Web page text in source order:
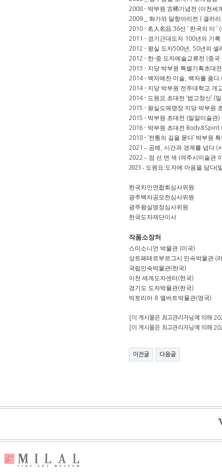
2008 - 박부원 古稀기념전 (이천세
2009 _ 화가와 달항아리전 ( 갤러
2010 - 名人名品 36선 ‘ 한국의 미 ’ (
2011 - 경기근대도자 100년의 기록
2012 - 왕실 도자500년 , 50년의 셀
2012 - 한-중 도자예술교류전 (중국
2013 - 지당 박부원 특별기획초대
2014 - 백자예찬 미술 백자를 품다
2014 - 지당 박부원 전주대학교 개
2014 - 도원요 초대전 ‘법고창신’ (
2015 - 왕실도예명장 지당 박부원
2015 - 박부원 초대전 (밀알미술관)
2016 - 박부원 초대전 Body&Spirit
2018 - ‘전통의 길을 묻다’ 박부원
2021 – 공예 시간과 경계를 넘다 (
2022 – 점 선 면 색 (여주시미술관
2023 - 도원요:도자에 마음을 담다(
한국차인연합회심사위원
광주백자공모전심사위원
광주왕실명장심사위원
한국도자재단이사
작품소장처
스미소니언 박물관 (미국)
상트페테르부르그시 민속박물관 (
국립민속박물관(한국)
이천 세계도자센터 (한국)
경기도 도자박물관(한국)
빅토리아 & 앨버트박물관(영국)
[이 게시물은 최고관리자님에 의해
[이 게시물은 최고관리자님에 의해
이전글 다음글